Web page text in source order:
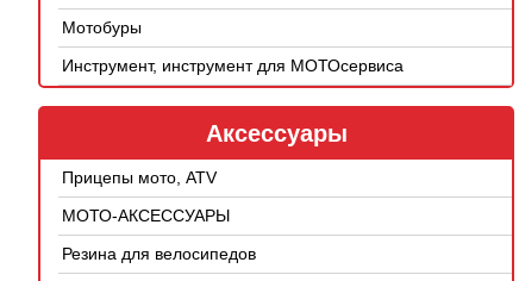
Мотобуры
Инструмент, инструмент для МОТОсервиса
Аксессуары
Прицепы мото, ATV
МОТО-АКСЕССУАРЫ
Резина для велосипедов